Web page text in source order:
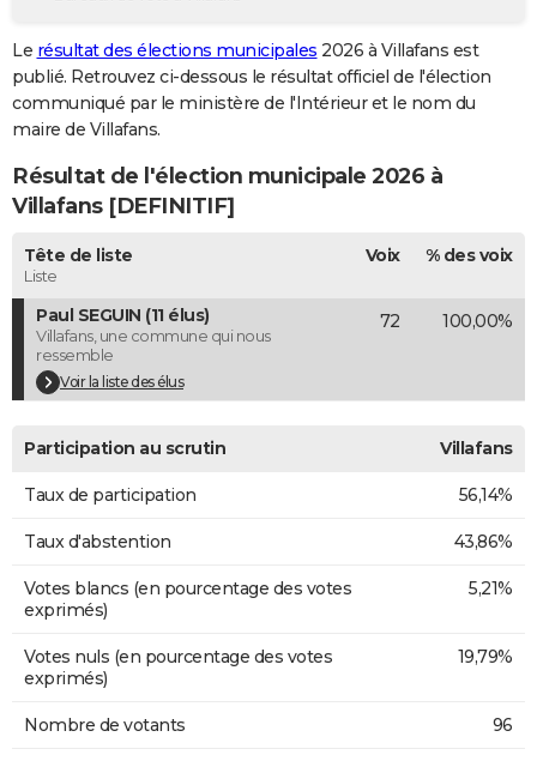
GUIDES D'ACHAT
BONS PLANS
CARTE DE VOEUX
Carte de Noël
Carte Bonne année
Carte Saint-Valentin
Carte Pâques
Carte d'anniversaire
DICTIONNAIRE
Dictionnaire
Biographies
Citations
Expressions
Proverbes
PROGRAMME TV
COPAINS D'AVANT
S'inscrire
Se connecter
Lycées
Collèges
Primaires
Universités
Entreprises
Service militaire
Avis de recherche
AVIS DE DÉCÈS
Bricolage
Lifestyle
Culture
Sport
Auto
Television
Voyage
Cinema
Le résultat des élections municipales 2026 à Villafans est
publié. Retrouvez ci-dessous le résultat officiel de l'élection
communiqué par le ministère de l'Intérieur et le nom du
maire de Villafans.
Résultat de l'élection municipale 2026 à
Villafans [DEFINITIF]
Tête de liste
Liste
Voix % des voix
Paul SEGUIN (11 élus)
Villafans, une commune qui nous
ressemble
Voir la liste des élus
72 100,00%
Participation au scrutin Villafans
Taux de participation 56,14%
Taux d'abstention 43,86%
Votes blancs (en pourcentage des votes
exprimés)
5,21%
Votes nuls (en pourcentage des votes
exprimés)
19,79%
Nombre de votants 96